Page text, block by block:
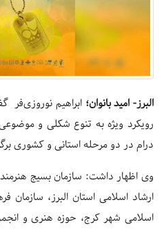
البرز- امید بانوان؛ ابراهیم نوروزی‌فر
رویکرد ویژه به تنوع شکلی و
درام در دو مرحله استانی و کشوری
وی اظهار داشت: سازمان بسیج
ارشاد اسلامی استان البرز،
اسلامی شهر کرج، حوزه هنری و